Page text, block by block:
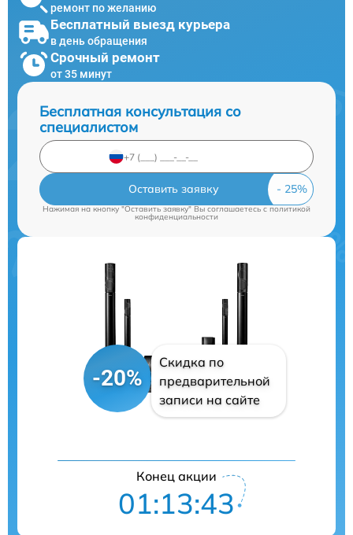
ремонт по желанию
Бесплатный выезд курьера
в день обращения
Срочный ремонт
от 35 минут
Бесплатная консультация со
специалистом
Оставить заявку
Нажимая на кнопку "Оставить заявку" Вы соглашаетесь c политикой
конфиденциальности
-20%
Скидка по
предварительной
записи на сайте
Конец акции
01:13:42